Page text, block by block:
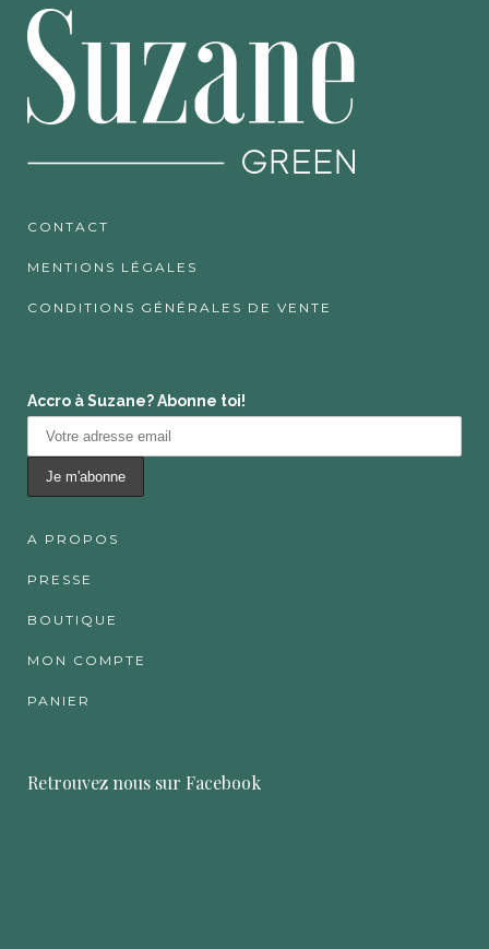
CONTACT
MENTIONS LÉGALES
CONDITIONS GÉNÉRALES DE VENTE
Accro à Suzane? Abonne toi!
A PROPOS
PRESSE
BOUTIQUE
MON COMPTE
PANIER
Retrouvez nous sur Facebook